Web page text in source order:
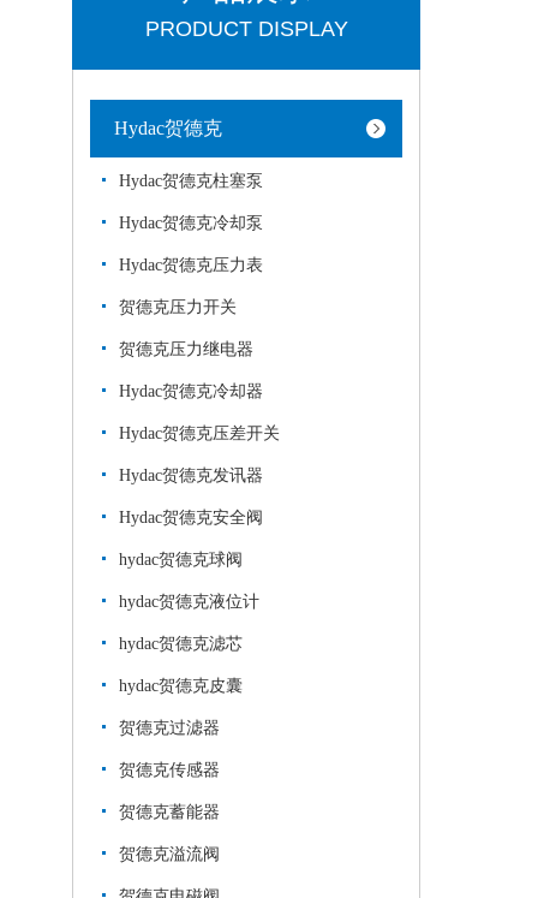
PRODUCT DISPLAY
Hydac贺德克
Hydac贺德克柱塞泵
Hydac贺德克冷却泵
Hydac贺德克压力表
贺德克压力开关
贺德克压力继电器
Hydac贺德克冷却器
Hydac贺德克压差开关
Hydac贺德克发讯器
Hydac贺德克安全阀
hydac贺德克球阀
hydac贺德克液位计
hydac贺德克滤芯
hydac贺德克皮囊
贺德克过滤器
贺德克传感器
贺德克蓄能器
贺德克溢流阀